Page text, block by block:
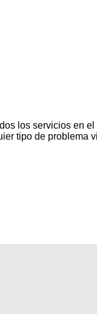
los servicios en
tipo de problema